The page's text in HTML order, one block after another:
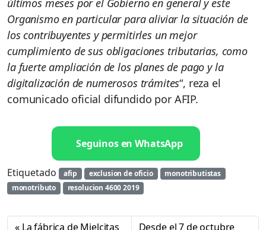
últimos meses por el Gobierno en general y este
Organismo en particular para aliviar la situación de
los contribuyentes y permitirles un mejor
cumplimiento de sus obligaciones tributarias, como
la fuerte ampliación de los planes de pago y la
digitalización de numerosos trámites“, reza el
comunicado oficial difundido por AFIP.
Seguinos en WhatsApp
Etiquetado afip exclusion de oficio
monotributistas
monotributo
resolucion 4600 2019
La fábrica de Mielcitas Desde el 7 de octubre